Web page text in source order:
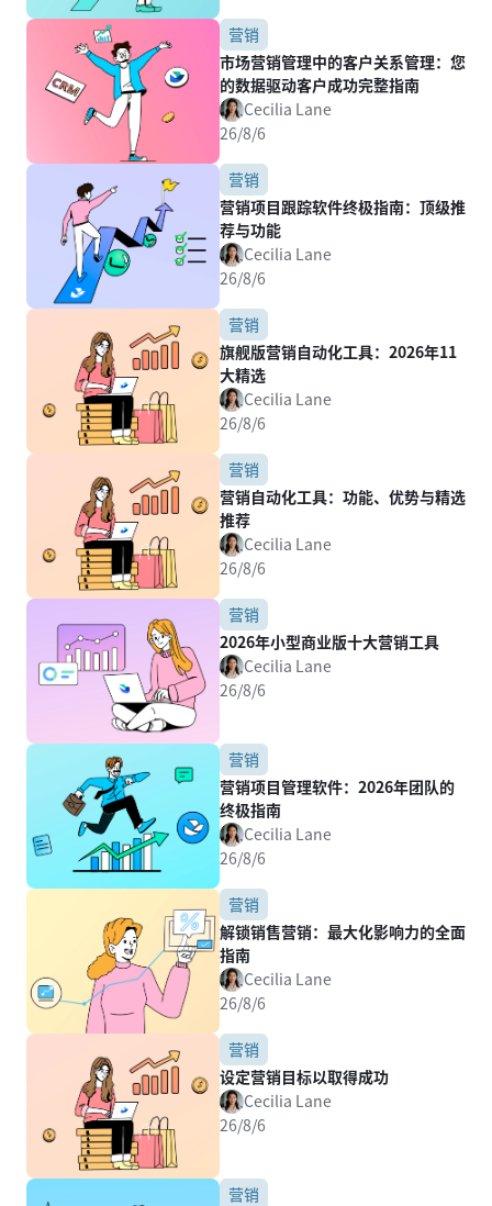
营销
市场营销管理中的客户关系管理：您
的数据驱动客户成功完整指南
Cecilia Lane
26/8/6
营销
营销项目跟踪软件终极指南：顶级推
荐与功能
Cecilia Lane
26/8/6
营销
旗舰版营销自动化工具：2026年11
大精选
Cecilia Lane
26/8/6
营销
营销自动化工具：功能、优势与精选
推荐
Cecilia Lane
26/8/6
营销
2026年小型商业版十大营销工具
Cecilia Lane
26/8/6
营销
营销项目管理软件：2026年团队的
终极指南
Cecilia Lane
26/8/6
营销
解锁销售营销：最大化影响力的全面
指南
Cecilia Lane
26/8/6
营销
设定营销目标以取得成功
Cecilia Lane
26/8/6
营销